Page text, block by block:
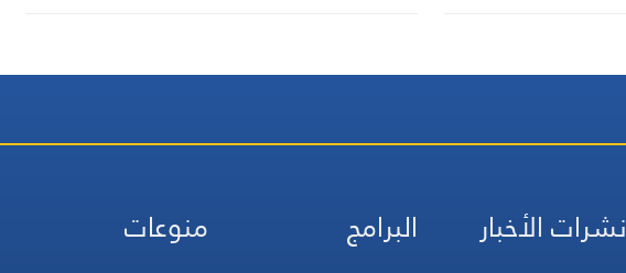
نشرات الأخبار البرامج منوعات